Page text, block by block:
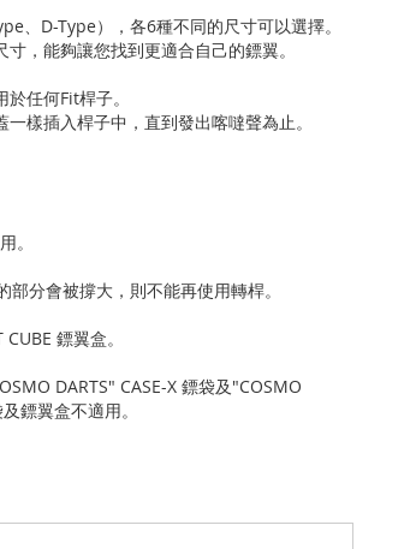
、D-Type），各6種不同的尺寸可以選擇。
，能夠讓您找到更適合自己的鏢翼。
任何Fit桿子。
樣插入桿子中，直到發出喀噠聲為止。
。
分會被撐大，則不能再使用轉桿。
鏢翼盒。
DARTS" CASE-X 鏢袋及"COSMO
鏢翼盒不適用。